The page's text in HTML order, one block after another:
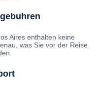
Aires enthalten keine
was Sie vor der Reise